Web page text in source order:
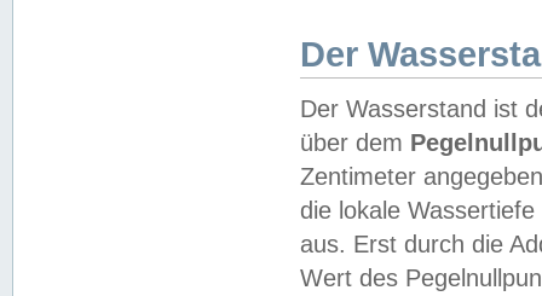
Der
Der Wasserstand ist
über dem
Zentimeter
die lokale
aus. Erst durch die
Wert des